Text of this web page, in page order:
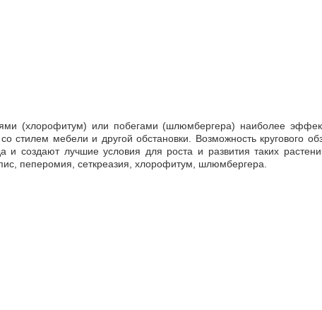
(хлорофитум) или побегами (шлюмбергера) наиболее
стилем мебели и другой обстановки. Возможность кругового
и создают лучшие условия для роста и развития таких
пеперомия, сеткреазия, хлорофитум, шлюмбергера.